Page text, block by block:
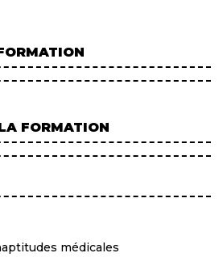
FORMATION
médicales